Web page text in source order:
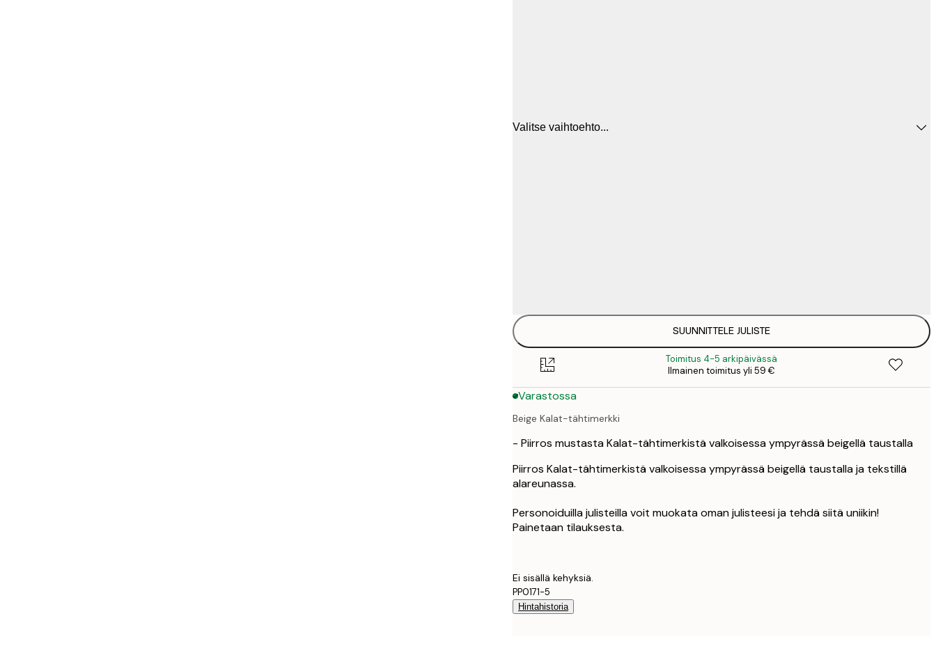
Valitse vaihtoehto...
50x70 cm
SUUNNITTELE JULISTE
Toimitus 4-5 arkipäivässä
Ilmainen toimitus yli 59 €
Varastossa
Beige Kalat-tähtimerkki
- Piirros mustasta Kalat-tähtimerkistä valkoisessa ympyrässä beigellä taustalla
Piirros Kalat-tähtimerkistä valkoisessa ympyrässä beigellä taustalla ja tekstillä
alareunassa.
Personoiduilla julisteilla voit muokata oman julisteesi ja tehdä siitä uniikin!
Painetaan tilauksesta.
Ei sisällä kehyksiä.
PP0171-5
Hintahistoria